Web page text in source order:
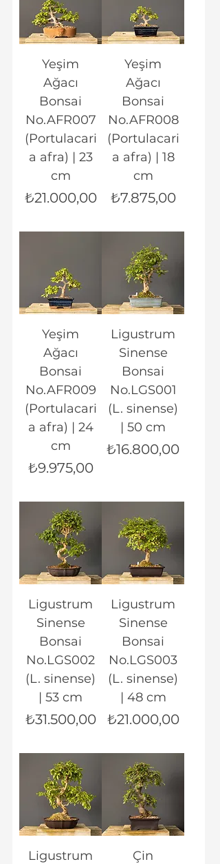
Yeşim
Ağacı
Bonsai
No.AFR007
(Portulacari
a afra) | 23
cm
Fiyat
₺21.000,00
Yeşim
Ağacı
Bonsai
No.AFR008
(Portulacari
a afra) | 18
cm
Fiyat
₺7.875,00
Yeşim
Ağacı
Bonsai
No.AFR009
(Portulacari
a afra) | 24
cm
Fiyat
₺9.975,00
Ligustrum
Sinense
Bonsai
No.LGS001
(L. sinense)
| 50 cm
Fiyat
₺16.800,00
Ligustrum
Sinense
Bonsai
No.LGS002
(L. sinense)
| 53 cm
Fiyat
₺31.500,00
Ligustrum
Sinense
Bonsai
No.LGS003
(L. sinense)
| 48 cm
Fiyat
₺21.000,00
Ligustrum Çin